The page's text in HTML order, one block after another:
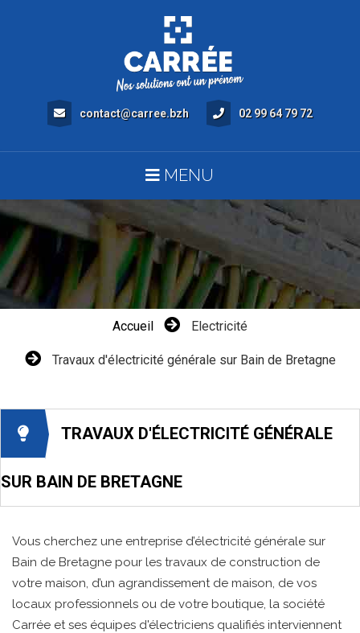
contact@carree.bzh 02 99 64 79 72
MENU
Accueil Electricité
Travaux d'électricité générale sur Bain de Bretagne
TRAVAUX D'ÉLECTRICITÉ GÉNÉRALE
SUR BAIN DE BRETAGNE
Vous cherchez une entreprise d’électricité générale sur
Bain de Bretagne pour les travaux de construction de
votre maison, d’un agrandissement de maison, de vos
locaux professionnels ou de votre boutique, la société
Carrée et ses équipes d'électriciens qualifiés interviennent